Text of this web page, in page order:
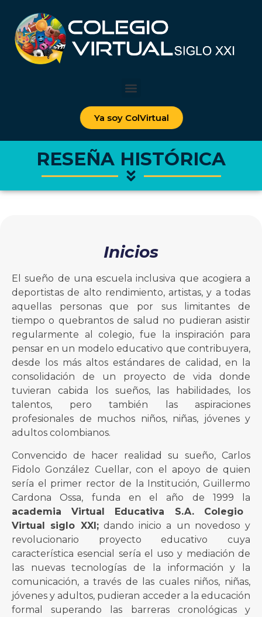
Ya soy ColVirtual
RESEÑA HISTÓRICA
Inicios
El sueño de una escuela inclusiva que acogiera a
deportistas de alto rendimiento, artistas, y a todas
aquellas personas que por sus limitantes de
tiempo o quebrantos de salud no pudieran asistir
regularmente al colegio, fue la inspiración para
pensar en un modelo educativo que contribuyera,
desde los más altos estándares de calidad, en la
consolidación de un proyecto de vida donde
tuvieran cabida los sueños, las habilidades, los
talentos, pero también las aspiraciones
profesionales de muchos niños, niñas, jóvenes y
adultos colombianos.
Convencido de hacer realidad su sueño, Carlos
Fidolo González Cuellar, con el apoyo de quien
sería el primer rector de la Institución, Guillermo
Cardona Ossa, funda en el año de 1999 la
academia Virtual Educativa S.A. Colegio
Virtual siglo XXI;dando inicio a un novedoso y
revolucionario proyecto educativo cuya
característica esencial sería el uso y mediación de
las nuevas tecnologías de la información y la
comunicación, a través de las cuales niños, niñas,
jóvenes y adultos, pudieran acceder a la educación
formal superando las barreras cronológicas y